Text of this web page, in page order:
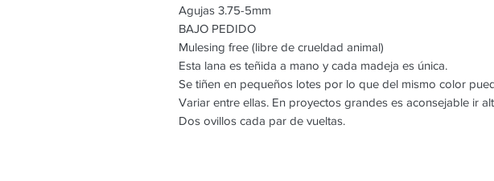
Agujas 3.75-5mm
BAJO PEDIDO
Mulesing free (libre de crueldad animal)
Esta lana es teñida a mano y cada madeja es única.
Se tiñen en pequeños lotes por lo que del mismo color
Variar entre ellas. En proyectos grandes es aconsejable ir
Dos ovillos cada par de vueltas.